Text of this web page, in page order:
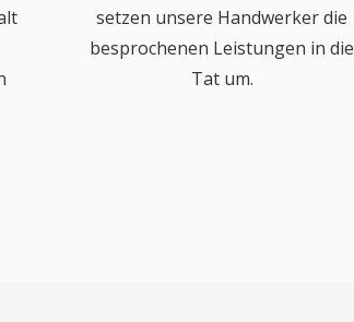
setzen unsere Handwerker die
besprochenen Leistungen in die
Tat um.